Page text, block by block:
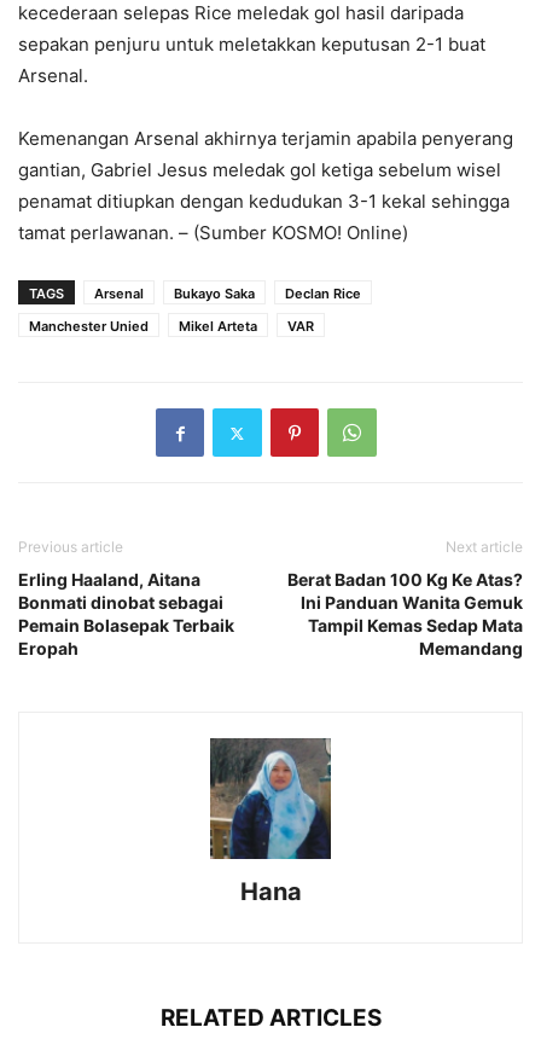
kecederaan selepas Rice meledak gol hasil daripada
sepakan penjuru untuk meletakkan keputusan 2-1 buat
Arsenal.
Kemenangan Arsenal akhirnya terjamin apabila penyerang
gantian, Gabriel Jesus meledak gol ketiga sebelum wisel
penamat ditiupkan dengan kedudukan 3-1 kekal sehingga
tamat perlawanan. – (Sumber KOSMO! Online)
TAGS Arsenal Bukayo Saka
Declan Rice
Manchester Unied
Mikel Arteta VAR
Previous article
Erling Haaland, Aitana
Bonmati dinobat sebagai
Pemain Bolasepak Terbaik
Eropah
Next article
Berat Badan 100 Kg Ke Atas?
Ini Panduan Wanita Gemuk
Tampil Kemas Sedap Mata
Memandang
Hana
RELATED ARTICLES